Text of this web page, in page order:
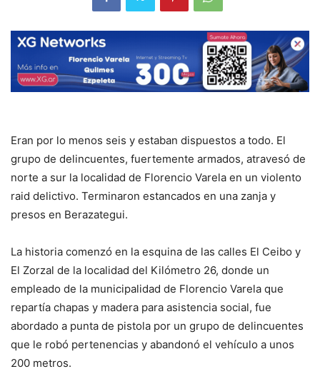
Eran por lo menos seis y estaban dispuestos a todo. El
grupo de delincuentes, fuertemente armados, atravesó de
norte a sur la localidad de Florencio Varela en un violento
raid delictivo. Terminaron estancados en una zanja y
presos en Berazategui.
La historia comenzó en la esquina de las calles El Ceibo y
El Zorzal de la localidad del Kilómetro 26, donde un
empleado de la municipalidad de Florencio Varela que
repartía chapas y madera para asistencia social, fue
abordado a punta de pistola por un grupo de delincuentes
que le robó pertenencias y abandonó el vehículo a unos
200 metros.